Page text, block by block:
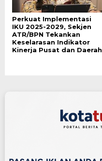
Perkuat Implementasi
IKU 2025-2029, Sekjen
ATR/BPN Tekankan
Keselarasan Indikator
Kinerja Pusat dan Daerah